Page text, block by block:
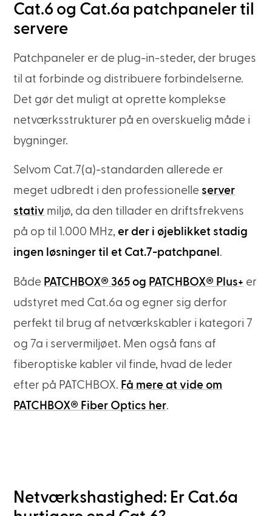
Cat.6 og Cat.6a patchpaneler til
servere
Patchpaneler er de plug-in-steder, der bruges
til at forbinde og distribuere forbindelserne.
Det gør det muligt at oprette komplekse
netværksstrukturer på en overskuelig måde i
bygninger.
Selvom Cat.7(a)-standarden allerede er
meget udbredt i den professionelle server
stativ miljø, da den tillader en driftsfrekvens
på op til 1.000 MHz,er der i øjeblikket stadig
ingen løsninger til et Cat.7-patchpanel .
Både PATCHBOX® 365 og PATCHBOX® Plus+ er
udstyret med Cat.6a og egner sig derfor
perfekt til brug af netværkskabler i kategori 7
og 7a i servermiljøet. Men også fans af
fiberoptiske kabler vil finde, hvad de leder
efter på PATCHBOX. Få mere at vide om
PATCHBOX® Fiber Optics her.
Netværkshastighed: Er Cat.6a